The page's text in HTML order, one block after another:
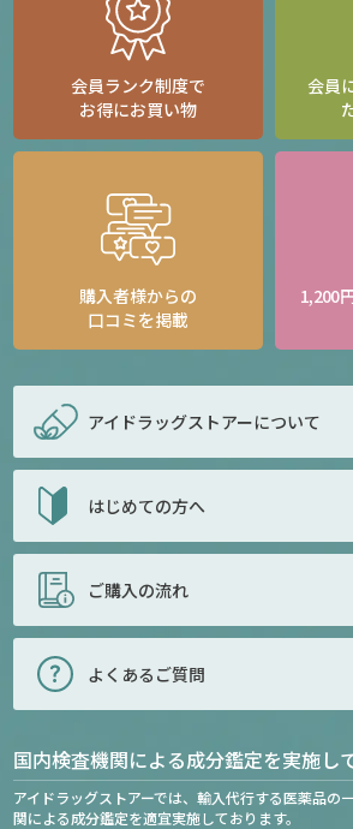
会員ランク制度で
お得にお買い物
会員
購入者様からの
口コミを掲載
1,200
アイドラッグストアーについて
はじめての方へ
ご購入の流れ
よくあるご質問
国内検査機関による成分鑑定を実施し
アイドラッグストアーでは、輸入代行する医薬品の
関による成分鑑定を適宜実施しております。